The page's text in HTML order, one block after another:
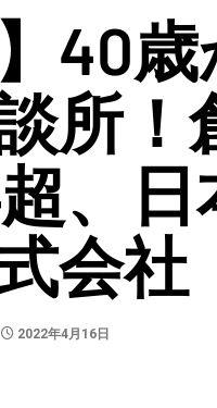
】40
所！
、
会社
2022年4月16日